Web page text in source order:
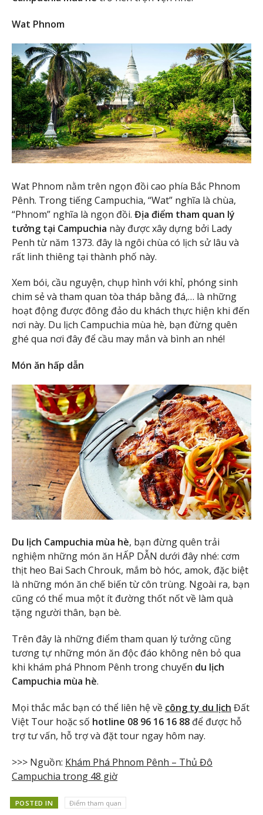
Wat Phnom
Wat Phnom nằm trên ngọn đồi cao phía Bắc Phnom
Pênh. Trong tiếng Campuchia, “Wat” nghĩa là chùa,
“Phnom” nghĩa là ngọn đồi. Địa điểm tham quan lý
tưởng tại Campuchia này được xây dựng bởi Lady
Penh từ năm 1373. đây là ngôi chùa có lịch sử lâu và
rất linh thiêng tại thành phố này.
Xem bói, cầu nguyện, chụp hình với khỉ, phóng sinh
chim sẻ và tham quan tòa tháp bằng đá,… là những
hoạt động được đông đảo du khách thực hiện khi đến
nơi này. Du lịch Campuchia mùa hè, bạn đừng quên
ghé qua nơi đây để cầu may mắn và bình an nhé!
Món ăn hấp dẫn
Du lịch Campuchia mùa hè, bạn đừng quên trải
nghiệm những món ăn HẤP DẪN dưới đây nhé: cơm
thịt heo Bai Sach Chrouk, mắm bò hóc, amok, đặc biệt
là những món ăn chế biến từ côn trùng. Ngoài ra, bạn
cũng có thể mua một ít đường thốt nốt về làm quà
tặng người thân, bạn bè.
Trên đây là những điểm tham quan lý tưởng cũng
tương tự những món ăn độc đáo không nên bỏ qua
khi khám phá Phnom Pênh trong chuyến du lịch
Campuchia mùa hè.
Mọi thắc mắc bạn có thể liên hệ về công ty du lịch Đất
Việt Tour hoặc số hotline 08 96 16 16 88 để được hỗ
trợ tư vấn, hỗ trợ và đặt tour ngay hôm nay.
>>> Nguồn: Khám Phá Phnom Pênh – Thủ Đô
Campuchia trong 48 giờ
POSTED IN Điểm tham quan